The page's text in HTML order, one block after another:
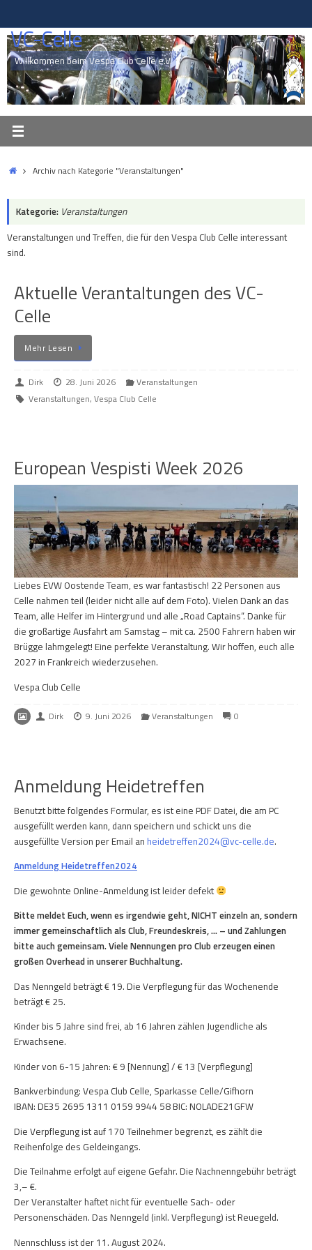
springen
VC-Celle
Willkommen beim Vespa Club Celle e.V.
StartArchiv nach Kategorie "Veranstaltungen"
Kategorie: Veranstaltungen
Veranstaltungen und Treffen, die für den Vespa Club Celle interessant
sind.
Aktuelle Verantaltungen des VC-
Celle
Mehr Lesen
Dirk 28. Juni 2026
Veranstaltungen
Veranstaltungen, Vespa Club Celle
European Vespisti Week 2026
Liebes EVW Oostende Team, es war fantastisch! 22 Personen aus
Celle nahmen teil (leider nicht alle auf dem Foto). Vielen Dank an das
Team, alle Helfer im Hintergrund und alle „Road Captains“. Danke für
die großartige Ausfahrt am Samstag – mit ca. 2500 Fahrern haben wir
Brügge lahmgelegt! Eine perfekte Veranstaltung. Wir hoffen, euch alle
2027 in Frankreich wiederzusehen.
Vespa Club Celle
Dirk 9. Juni 2026 Veranstaltungen 0
Anmeldung Heidetreffen
Benutzt bitte folgendes Formular, es ist eine PDF Datei, die am PC
ausgefüllt werden kann, dann speichern und schickt uns die
ausgefüllte Version per Email an heidetreffen2024@vc-celle.de.
Anmeldung Heidetreffen2024
Die gewohnte Online-Anmeldung ist leider defekt
Bitte meldet Euch, wenn es irgendwie geht, NICHT einzeln an, sondern
immer gemeinschaftlich als Club, Freundeskreis, … – und Zahlungen
bitte auch gemeinsam. Viele Nennungen pro Club erzeugen einen
großen Overhead in unserer Buchhaltung.
Das Nenngeld beträgt € 19. Die Verpflegung für das Wochenende
beträgt € 25.
Kinder bis 5 Jahre sind frei, ab 16 Jahren zählen Jugendliche als
Erwachsene.
Kinder von 6-15 Jahren: € 9 [Nennung] / € 13 [Verpflegung]
Bankverbindung: Vespa Club Celle, Sparkasse Celle/Gifhorn
IBAN: DE35 2695 1311 0159 9944 58 BIC: NOLADE21GFW
Die Verpflegung ist auf 170 Teilnehmer begrenzt, es zählt die
Reihenfolge des Geldeingangs.
Die Teilnahme erfolgt auf eigene Gefahr. Die Nachnenngebühr beträgt
3,– €.
Der Veranstalter haftet nicht für eventuelle Sach- oder
Personenschäden. Das Nenngeld (inkl. Verpflegung) ist Reuegeld.
Nennschluss ist der 11. August 2024.